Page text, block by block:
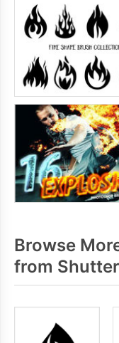
Browse
from